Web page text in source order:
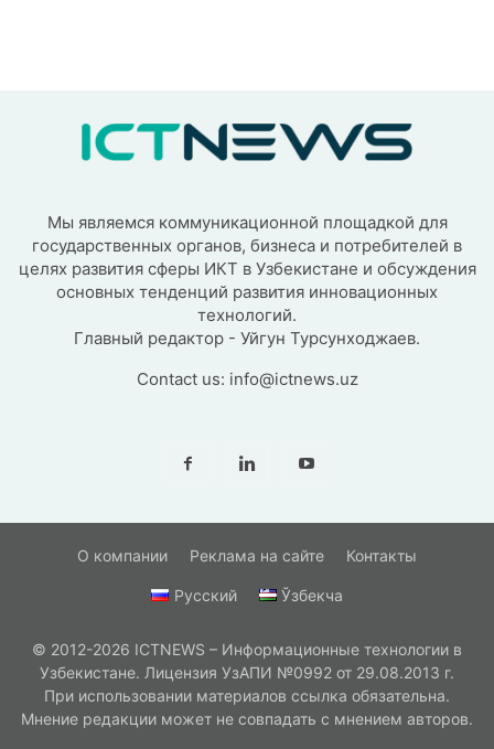
Мы являемся коммуникационной площадкой для
государственных органов, бизнеса и потребителей в
целях развития сферы ИКТ в Узбекистане и обсуждения
основных тенденций развития инновационных
технологий.
Главный редактор - Уйгун Турсунходжаев.
Contact us: info@ictnews.uz
О компании Реклама на сайте Контакты
Русский Ўзбекча
© 2012-2026 ICTNEWS – Информационные технологии в
Узбекистане. Лицензия УзАПИ №0992 от 29.08.2013 г.
При использовании материалов ссылка обязательна.
Мнение редакции может не совпадать с мнением авторов.